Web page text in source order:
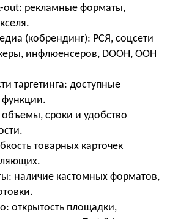
out: рекламные форматы,
(кобрендинг): РСЯ, соцсети
инфлюенсеров, DOOH, OOH
таргетинга: доступные
функции.
сроки и удобство
товарных карточек
наличие кастомных форматов,
открытость площадки,